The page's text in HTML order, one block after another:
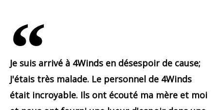
Je suis arrivé à 4Winds en désespoir de cause;
J'étais très malade. Le personnel de 4Winds
était incroyable. Ils ont écouté ma mère et moi